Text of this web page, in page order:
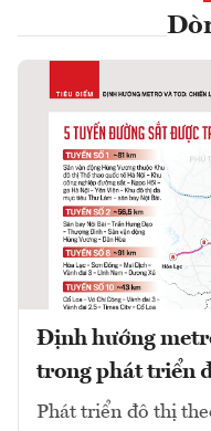
Định hướng
trong phát triển
Phát triển đô thị